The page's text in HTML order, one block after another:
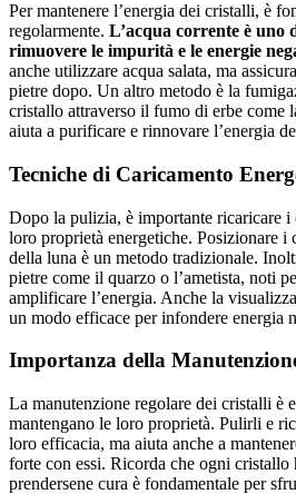
Per mantenere l’energia dei cristalli, è
regolarmente. L’acqua corrente è uno
rimuovere le impurità e le energie
anche utilizzare acqua salata, ma
pietre dopo. Un altro metodo è la
cristallo attraverso il fumo di erbe come
aiuta a purificare e rinnovare l’energia
Tecniche di Caricamento
Dopo la pulizia, è importante ricaricare
loro proprietà energetiche. Posizionare i
della luna è un metodo tradizionale.
pietre come il quarzo o l’ametista, noti
amplificare l’energia. Anche la
un modo efficace per infondere energia
Importanza della
La manutenzione regolare dei cristalli è
mantengano le loro proprietà. Pulirli e
loro efficacia, ma aiuta anche a
forte con essi. Ricorda che ogni cristallo
prendersene cura è fondamentale per